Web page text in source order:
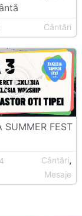
Cântări
SUMMER FEST
Cântări,
Mesaje